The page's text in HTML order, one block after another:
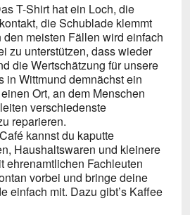
T-Shirt hat ein Loch, die
die Schublade klemmt
meisten Fällen wird einfach
zu unterstützen, dass wieder
die Wertschätzung für unsere
in Wittmund demnächst ein
Ort, an dem Menschen
verschiedenste
reparieren.
kannst du kaputte
Haushaltswaren und kleinere
ehrenamtlichen Fachleuten
vorbei und bringe deine
einfach mit. Dazu gibt’s Kaffee